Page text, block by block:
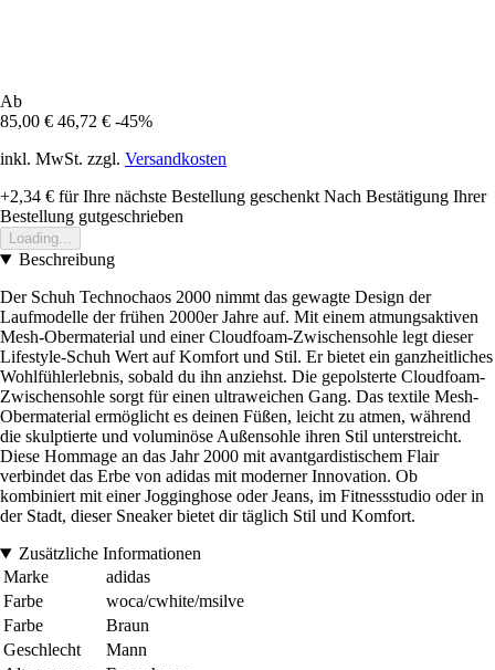
Ab
85,00 € 46,72 € -45%
inkl. MwSt. zzgl. Versandkosten
+2,34 € für Ihre nächste Bestellung geschenkt Nach Bestätigung Ihrer
Bestellung gutgeschrieben
Loading...
Beschreibung
Der Schuh Technochaos 2000 nimmt das gewagte Design der
Laufmodelle der frühen 2000er Jahre auf. Mit einem atmungsaktiven
Mesh-Obermaterial und einer Cloudfoam-Zwischensohle legt dieser
Lifestyle-Schuh Wert auf Komfort und Stil. Er bietet ein ganzheitliches
Wohlfühlerlebnis, sobald du ihn anziehst. Die gepolsterte Cloudfoam-
Zwischensohle sorgt für einen ultraweichen Gang. Das textile Mesh-
Obermaterial ermöglicht es deinen Füßen, leicht zu atmen, während
die skulptierte und voluminöse Außensohle ihren Stil unterstreicht.
Diese Hommage an das Jahr 2000 mit avantgardistischem Flair
verbindet das Erbe von adidas mit moderner Innovation. Ob
kombiniert mit einer Jogginghose oder Jeans, im Fitnessstudio oder in
der Stadt, dieser Sneaker bietet dir täglich Stil und Komfort.
Zusätzliche Informationen
Marke
adidas
Farbe
woca/cwhite/msilve
Farbe
Braun
Geschlecht
Mann